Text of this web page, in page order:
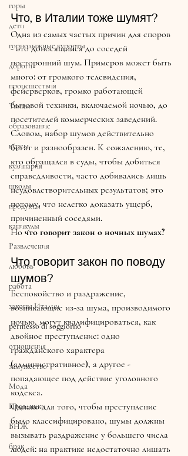
горы
дети
горнолыжные курорты
дороги
происшествия
Танцы
образование
курсы
кулинария
школы
продукты
каникулы
Развлечения
любовь
работа
законы Италии
permesso di soggiorno
отношения
замужество
Мода
Праздники
ВНЖ
брак
Что, в Италии тоже шумят?
Одна из самых частых причин для споров
- это доносящийся до соседей
посторонний шум. Примеров может быть
много: от громкого телевидения,
фейерверков, громко работающей
бытовой техники, включаемой ночью, до
посетителей коммерческих заведений.
Словом, набор шумов действительно
богат и разнообразен. К сожалению, те,
кто обращался в суды, чтобы добиться
справедливости, часто добивались лишь
неудовлетворительных результатов; это
потому, что нелегко доказать ущерб,
причиненный соседями.
Но что говорит закон о ночных шумах?
Что говорит закон по поводу
шумов?
Беспокойство и раздражение,
возникающие из-за шума, производимого
ночью, могут квалифицироваться, как
двойное преступление: одно
гражданского характера
(административное), а другое -
попадающее под действие уголовного
кодекса.
Однако для того, чтобы преступление
было классифицировано, шумы должны
вызывать раздражение у большего числа
людей: на практике недостаточно лишать